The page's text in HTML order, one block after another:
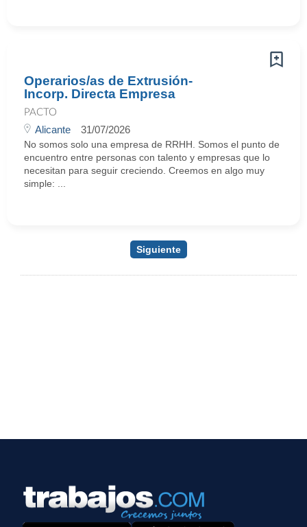
Operarios/as de Extrusión-
Incorp. Directa Empresa
PACTO
Alicante 31/07/2026
No somos solo una empresa de RRHH. Somos el punto de
encuentro entre personas con talento y empresas que lo
necesitan para seguir creciendo. Creemos en algo muy
simple: ...
Siguiente